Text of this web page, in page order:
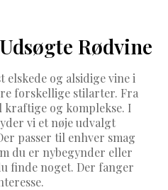
Rødvine
elskede og alsidige vine i
forskellige stilarter. Fra
og komplekse. I
vi et nøje udvalgt
passer til enhver smag
du er nybegynder eller
finde noget. Der fanger